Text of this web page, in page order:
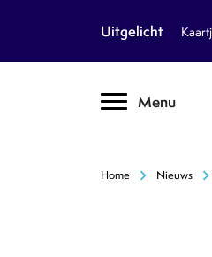
Uitgelicht
Menu
Nieuws
inventory_2 Dossiers
text_format
Home chevron_right Nieuws chevron_right